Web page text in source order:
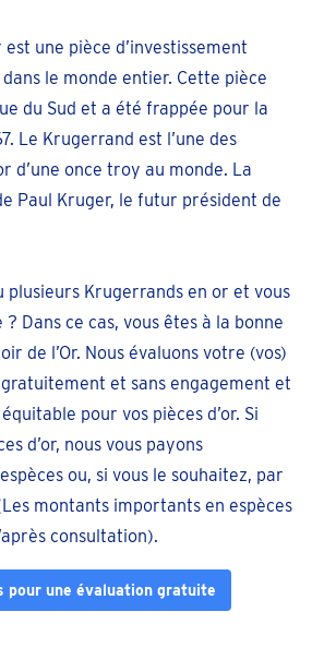
une pièce d’investissement
le monde entier. Cette pièce
du Sud et a été frappée pour la
Le Krugerrand est l’une des
d’une once troy au monde. La
Paul Kruger, le futur président de
plusieurs Krugerrands en or et vous
Dans ce cas, vous êtes à la bonne
de l’Or. Nous évaluons votre (vos)
et sans engagement et
pour vos pièces d’or. Si
d’or, nous vous payons
ou, si vous le souhaitez, par
montants importants en espèces
consultation).
pour une évaluation gratuite